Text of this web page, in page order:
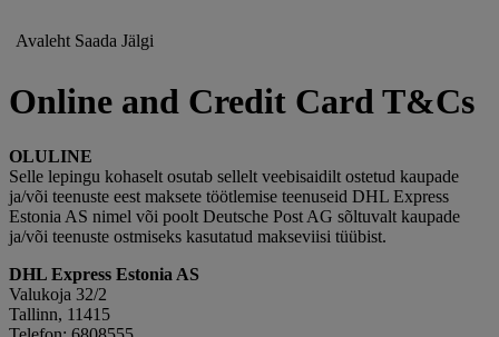
Avaleht Saada Jälgi
Online and Credit Card T&Cs
OLULINE
Selle lepingu kohaselt osutab sellelt veebisaidilt ostetud kaupade
ja/või teenuste eest maksete töötlemise teenuseid DHL Express
Estonia AS nimel või poolt Deutsche Post AG sõltuvalt kaupade
ja/või teenuste ostmiseks kasutatud makseviisi tüübist.
DHL Express Estonia AS
Valukoja 32/2
Tallinn, 11415